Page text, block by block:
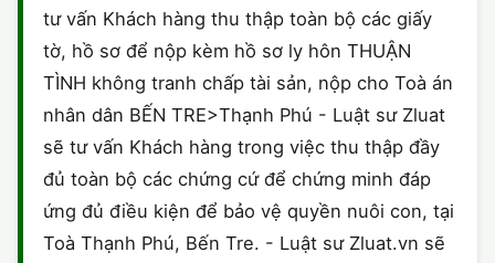
tư vấn Khách hàng thu thập toàn bộ các giấy
tờ, hồ sơ để nộp kèm hồ sơ ly hôn THUẬN
TÌNH không tranh chấp tài sản, nộp cho Toà án
nhân dân BẾN TRE>Thạnh Phú - Luật sư Zluat
sẽ tư vấn Khách hàng trong việc thu thập đầy
đủ toàn bộ các chứng cứ để chứng minh đáp
ứng đủ điều kiện để bảo vệ quyền nuôi con, tại
Toà Thạnh Phú, Bến Tre. - Luật sư Zluat.vn sẽ